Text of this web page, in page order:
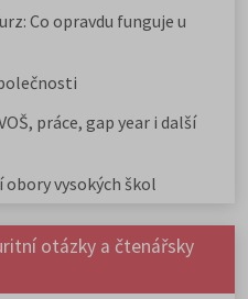
Co opravdu funguje u
práce, gap year i další
obory vysokých škol
otázky a čtenářsky